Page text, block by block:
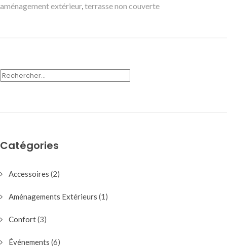
aménagement extérieur, terrasse non couverte
RECHERCHER :
Catégories
Accessoires (2)
Aménagements Extérieurs (1)
Confort(3)
Événements (6)